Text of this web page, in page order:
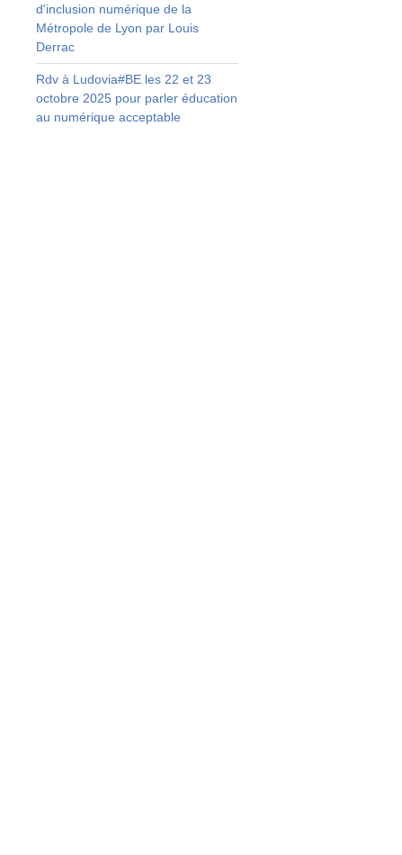
d'inclusion numérique de la
Métropole de Lyon par Louis
Derrac
Rdv à Ludovia#BE les 22 et 23
octobre 2025 pour parler éducation
au numérique acceptable